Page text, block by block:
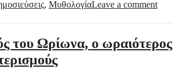
, ΜυθολογίαLeave a comment
του Ωρίωνα, ο ωραιότερος